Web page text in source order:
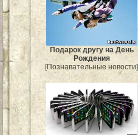
Подарок другу на День
Рождения
[Познавательные новости]